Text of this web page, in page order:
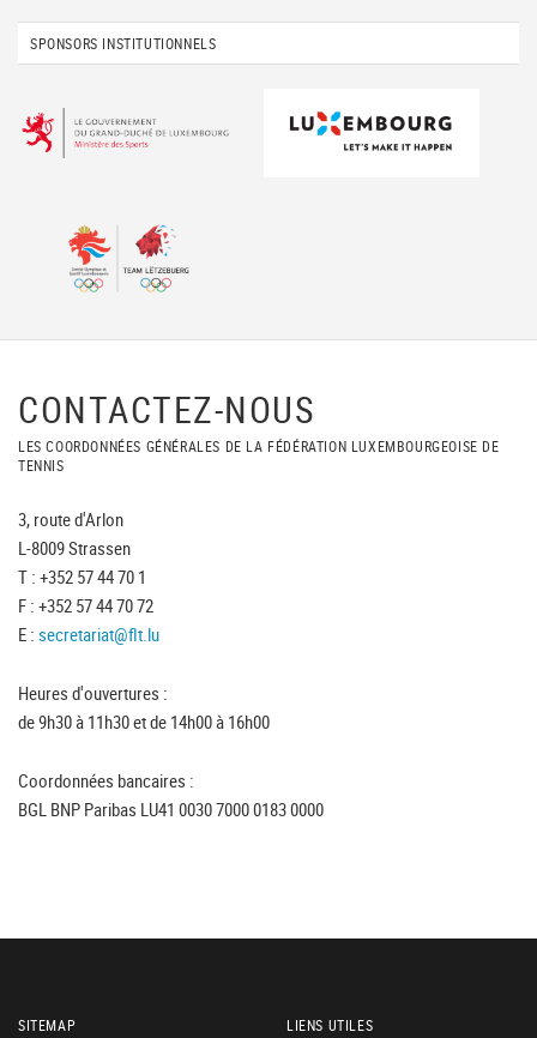
SPONSORS INSTITUTIONNELS
CONTACTEZ-NOUS
LES COORDONNÉES GÉNÉRALES DE LA FÉDÉRATION LUXEMBOURGEOISE DE
TENNIS
3, route d'Arlon
L-8009 Strassen
T : +352 57 44 70 1
F : +352 57 44 70 72
E : secretariat@flt.lu
Heures d'ouvertures :
de 9h30 à 11h30 et de 14h00 à 16h00
Coordonnées bancaires :
BGL BNP Paribas LU41 0030 7000 0183 0000
SITEMAP LIENS UTILES